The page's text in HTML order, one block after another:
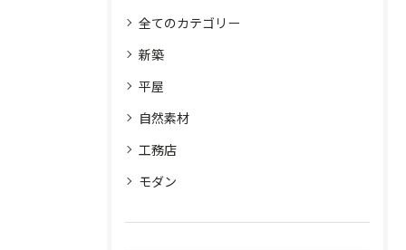
全てのカテゴリー
新築
平屋
自然素材
工務店
モダン